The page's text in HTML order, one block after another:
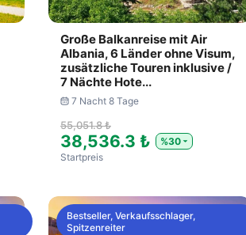
Große Balkanreise mit Air
Albania, 6 Länder ohne Visum,
zusätzliche Touren inklusive /
7 Nächte Hote...
7 Nacht 8 Tage
55,051.8 ₺
38,536.3 ₺
%30
Startpreis
Bestseller, Verkaufsschlager,
Spitzenreiter